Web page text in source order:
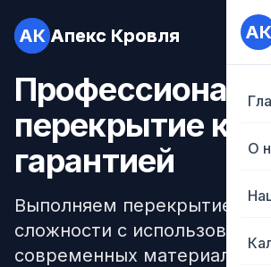
АК Апекс Кровля АК
О
АК Апекс Кровля АК
О
перекрытие
гарантией
Выполняем перекрытие
сложности с использованием
современных материалов.